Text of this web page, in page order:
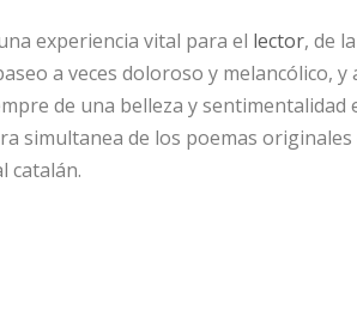
experiencia vital para el lector, de
a veces doloroso y melancólico, y
de una belleza y sentimentalidad
simultanea de los poemas
catalán.